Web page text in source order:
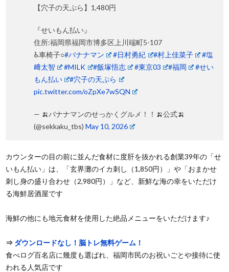
【穴子の天ぷら】1,480円
『せいもん払い』
住所:福岡県福岡市博多区上川端町5-107
♿車椅子○#バナナマン #日村勇紀 #村上佳菜子
#塩
﨑太智
#MILK #飯塚悟志 #東京03 #福岡
#せい
もん払い
#穴子の天ぷら
pic.twitter.com/oZpXe7wSQN
— 🍌バナナマンのせっかくグルメ！！🍌公式🍌
(@sekkaku_tbs)May 10, 2026
カウンターの目の前に並んだ食材に度肝を抜かれる創業39年の「せ
いもん払い」は、「玄界灘のイカ刺し（1,850円）」や「おまかせ
刺し身の盛り合わせ（2,980円）」など、新鮮な海の幸をいただけ
る海鮮居酒屋です
海鮮の他にも地元食材を使用した絶品メニューをいただけます♪
⇒ ダウンロードなし！脳トレ無料ゲーム！
食べログ百名店に幾度も選ばれ、福岡市民のお祝いごとや接待に使
われる人気店です